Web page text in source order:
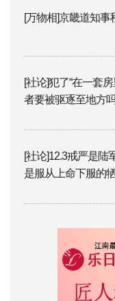
[万物相]京畿道知事
[社论]犯了“在一套
者要被驱逐至地方
[社论]12.3戒严是陆
是服从上命下服的